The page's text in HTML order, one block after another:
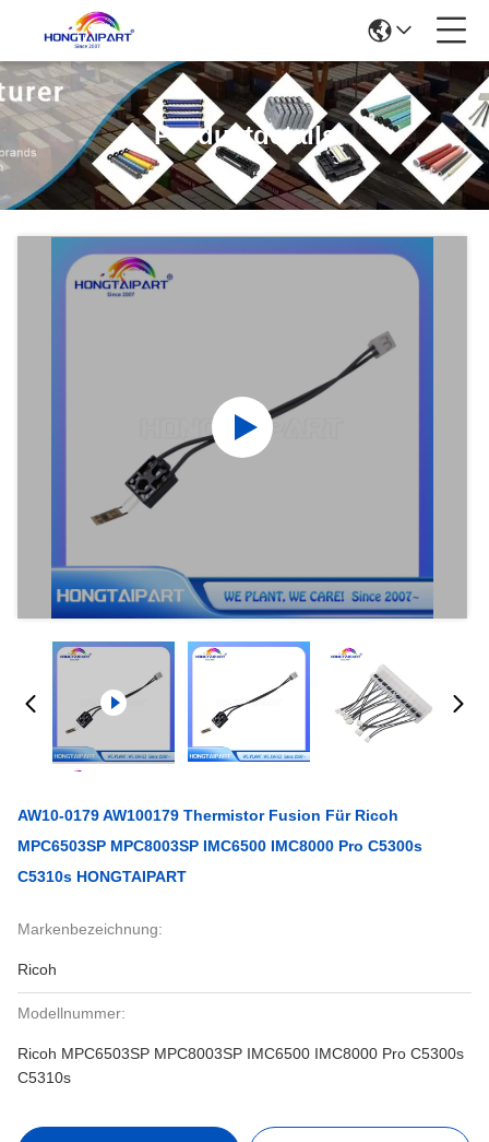
Produktdetails
AW10-0179 AW100179 Thermistor Fusion Für Ricoh
MPC6503SP MPC8003SP IMC6500 IMC8000 Pro C5300s
C5310s HONGTAIPART
Markenbezeichnung:
Ricoh
Modellnummer:
Ricoh MPC6503SP MPC8003SP IMC6500 IMC8000 Pro C5300s
C5310s